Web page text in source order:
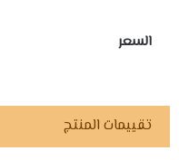
السعر
تقييمات المنتج